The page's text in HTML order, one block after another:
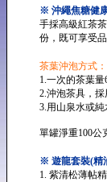
※ 沖繩焦糖健
手採高級紅茶
份，既可享受
茶葉沖泡方式：
1.一次的茶葉量
2.沖泡茶具，採
3.用山泉水或純
單罐淨重100公
※ 遊龍套裝(精
1. 紫清松薄帖